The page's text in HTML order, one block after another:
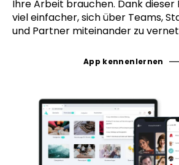
Das Herzstück von nooa sind
organisierte Bereiche für alle und
Ihre Arbeit brauchen. Dank dieser
und Partner miteinander zu